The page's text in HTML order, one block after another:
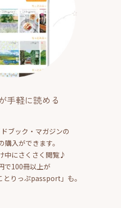
手軽に読める
ブック・マガジンの
購入ができます。
中にさくさく閲覧♪
で100冊以上が
とりっぷpassport」も。